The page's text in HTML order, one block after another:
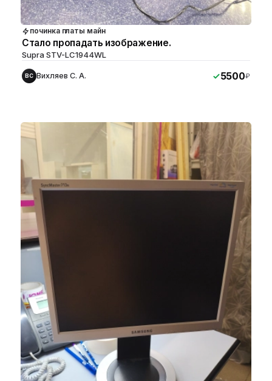
починка платы майн
Стало пропадать изображение.
Supra STV-LC1944WL
ВС Вихляев С. А. 5500₽